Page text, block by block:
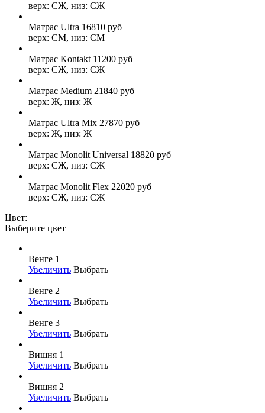
верх: СЖ, низ: СЖ
Матрас Ultra 16810 руб
верх: СМ, низ: СМ
Матрас Kontakt 11200 руб
верх: СЖ, низ: СЖ
Матрас Medium 21840 руб
верх: Ж, низ: Ж
Матрас Ultra Mix 27870 руб
верх: Ж, низ: Ж
Матрас Monolit Universal 18820 руб
верх: СЖ, низ: СЖ
Матрас Monolit Flex 22020 руб
верх: СЖ, низ: СЖ
Цвет:
Выберите цвет
Венге 1
Увеличить Выбрать
Венге 2
Увеличить Выбрать
Венге 3
Увеличить Выбрать
Вишня 1
Увеличить Выбрать
Вишня 2
Увеличить Выбрать